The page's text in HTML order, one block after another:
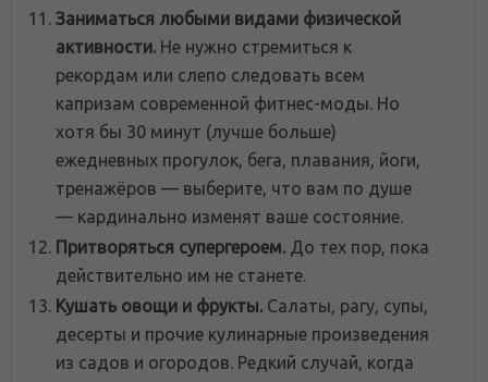
Заниматься любыми видами физической
активности. Не нужно стремиться к
рекордам или слепо следовать всем
капризам современной фитнес-моды. Но
хотя бы 30 минут (лучше больше)
ежедневных прогулок, бега, плавания, йоги,
тренажёров — выберите, что вам по душе
— кардинально изменят ваше состояние.
Притворяться супергероем. До тех пор, пока
действительно им не станете.
Кушать овощи и фрукты. Салаты, рагу, супы,
десерты и прочие кулинарные произведения
из садов и огородов. Редкий случай, когда